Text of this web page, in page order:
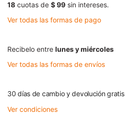
18 cuotas de $ 99 sin intereses.
Ver todas las formas de pago
Recibelo entre lunes y miércoles
Ver todas las formas de envíos
30 días de cambio y devolución gratis
Ver condiciones